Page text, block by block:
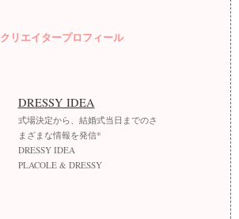
クリエイタープロフィール
DRESSY IDEA
式場決定から、結婚式当日までのさ
まざまな情報を発信*
DRESSY IDEA
PLACOLE & DRESSY